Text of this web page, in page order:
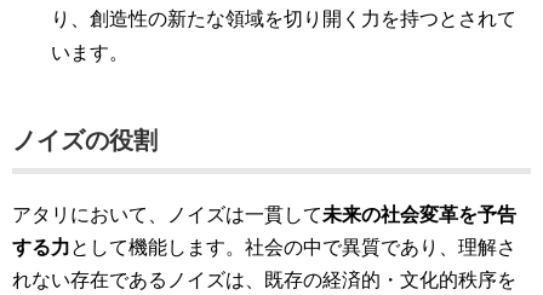
り、創造性の新たな領域を切り開く力を持つとされて
います​。
ノイズの役割
アタリにおいて、ノイズは一貫して未来の社会変革を予告
する力として機能します。社会の中で異質であり、理解さ
れない存在であるノイズは、既存の経済的・文化的秩序を